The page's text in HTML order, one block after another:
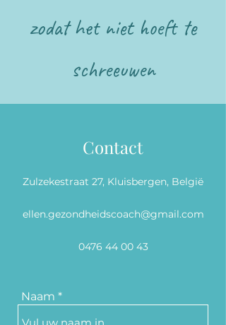
zodat het niet hoeft te
schreeuwen
Contact
Zulzekestraat 27, Kluisbergen, België
ellen.gezondheidscoach@gmail.com
0476 44 00 43
Naam